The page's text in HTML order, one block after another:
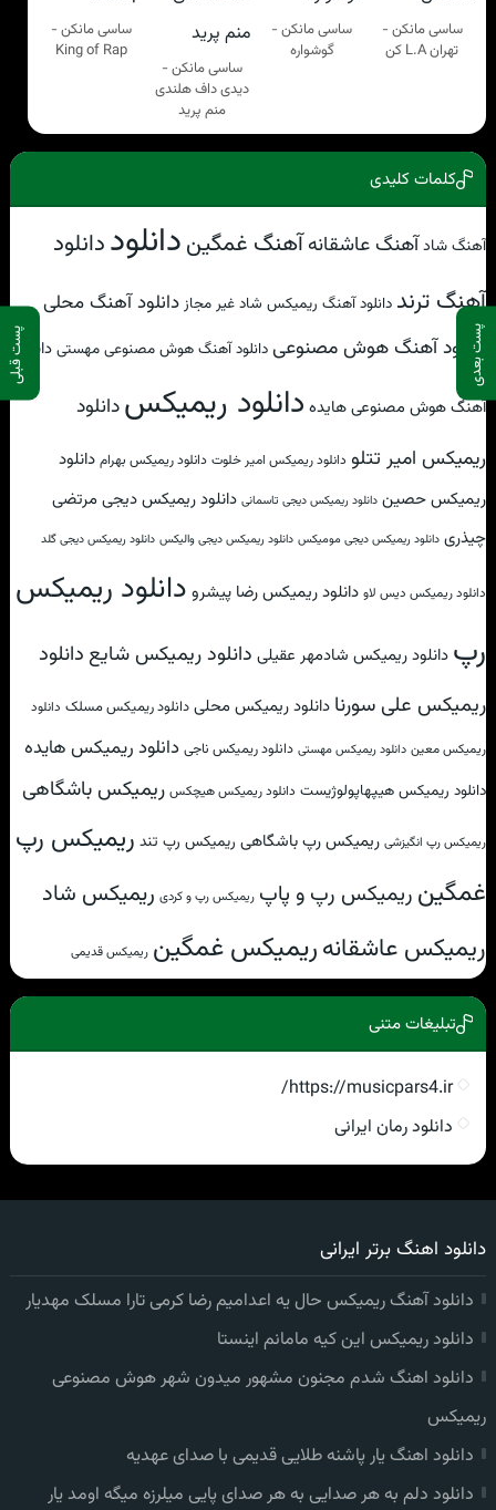
پست بعدی پست قبلی
ساسی مانکن -
تهران L.A کن
ساسی مانکن -
گوشواره
ساسی مانکن -
دیدی داف هلندی
منم پرید
ساسی مانکن -
King of Rap
کلمات کلیدی
آهنگ شادآهنگ عاشقانهآهنگ غمگیندانلوددانلود
آهنگ ترند دانلود آهنگ ریمیکس شاد غیر مجاز دانلود آهنگ محلی
دانلود آهنگ هوش مصنوعیدانلود آهنگ هوش مصنوعی مهستیدانلود
آهنگ هوش مصنوعی هایده دانلود ریمیکسدانلود
ریمیکس امیر تتلو دانلود ریمیکس امیر خلوت دانلود ریمیکس بهرام دانلود
ریمیکس حصین دانلود ریمیکس دیجی تاسمانی دانلود ریمیکس دیجی مرتضی
چیذری دانلود ریمیکس دیجی مومیکس دانلود ریمیکس دیجی والیکس دانلود ریمیکس دیجی گلد
دانلود ریمیکس دیس لاو دانلود ریمیکس رضا پیشرو دانلود ریمیکس
رپ دانلود ریمیکس شادمهر عقیلی دانلود ریمیکس شایع دانلود
ریمیکس علی سورنا دانلود ریمیکس محلی دانلود ریمیکس مسلک دانلود
ریمیکس معین دانلود ریمیکس مهستی دانلود ریمیکس ناجی دانلود ریمیکس هایده
دانلود ریمیکس هیپهاپولوژیست دانلود ریمیکس هیچکس ریمیکس باشگاهی
ریمیکس رپ انگیزشی ریمیکس رپ باشگاهی ریمیکس رپ تند ریمیکس رپ
غمگین ریمیکس رپ و پاپ ریمیکس رپ و کردی ریمیکس شاد
ریمیکس عاشقانهریمیکس غمگین ریمیکس قدیمی
تبلیغات متنی
https://musicpars4.ir/
دانلود رمان ایرانی
دانلود اهنگ برتر ایرانی
دانلود آهنگ ریمیکس حال یه اعدامیم رضا کرمی تارا مسلک مهدیار
دانلود ریمیکس این کیه مامانم اینستا
دانلود اهنگ شدم مجنون مشهور میدون شهر هوش مصنوعی
ریمیکس
دانلود اهنگ یار پاشنه طلایی قدیمی با صدای عهدیه
دانلود دلم به هر صدایی به هر صدای پایی میلرزه میگه اومد یار